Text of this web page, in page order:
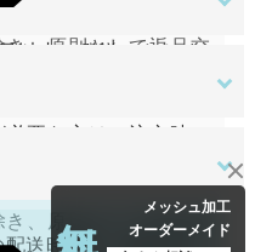
メッシュ加工
オーダーメイド
の口座へお振込みを
認後の商品手配と
せ商品の場合、著し
、原則として返品交
寄せ商品の場合、著し
き、原則として返品交
以内に発送いたしま
送時間をご指定頂
要な方はご注文時に